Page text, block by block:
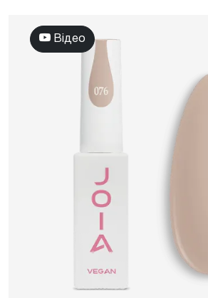
Відео